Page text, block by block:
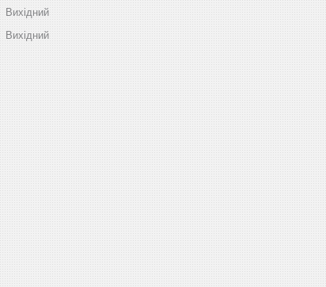
Вихідний
Вихідний